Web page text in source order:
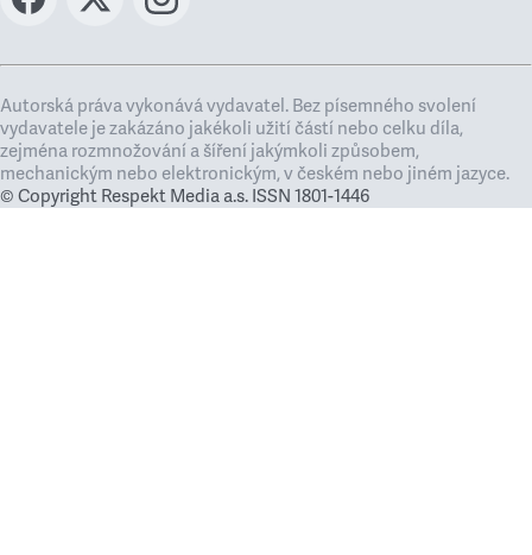
Autorská práva vykonává vydavatel. Bez písemného svolení
vydavatele je zakázáno jakékoli užití částí nebo celku díla,
zejména rozmnožování a šíření jakýmkoli způsobem,
mechanickým nebo elektronickým, v českém nebo jiném jazyce.
© Copyright Respekt Media a.s. ISSN 1801-1446